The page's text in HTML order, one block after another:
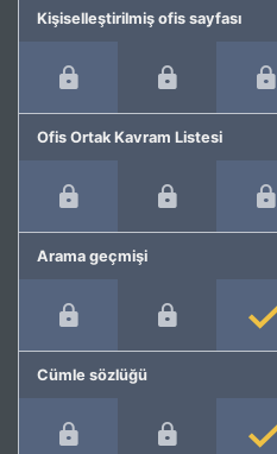
Kişiselleştirilmiş ofis sayfası
Ofis Ortak Kavram Listesi
Arama geçmişi
Cümle sözlüğü